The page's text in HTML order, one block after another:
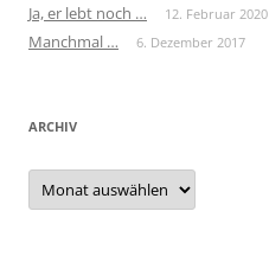
Ja, er lebt noch … 12. Februar 2020
Manchmal … 6. Dezember 2017
ARCHIV
Archiv